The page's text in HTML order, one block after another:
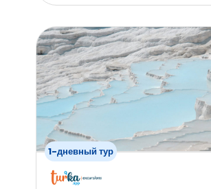
1-дневный тур